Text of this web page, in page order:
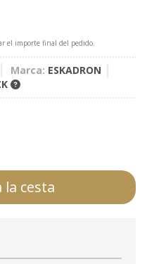
el importe final del pedido.
Marca: ESKADRON
la cesta